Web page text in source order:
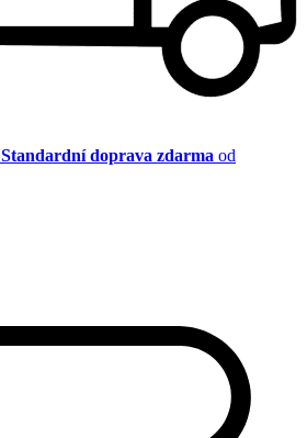
doprava zdarma od